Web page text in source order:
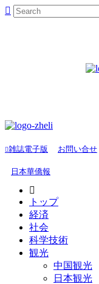
雑誌電子版 お問い合せ
日本華僑報
トップ
経済
社会
科学技術
観光
中国観光
日本観光